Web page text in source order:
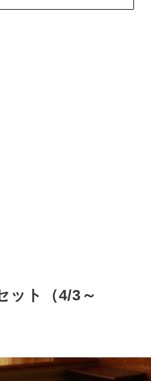
ット（4/3～